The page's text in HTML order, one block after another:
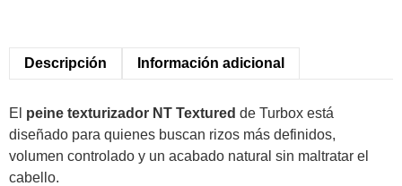
Descripción Información adicional
El peine texturizador NT Textured de Turbox está
diseñado para quienes buscan rizos más definidos,
volumen controlado y un acabado natural sin maltratar el
cabello.